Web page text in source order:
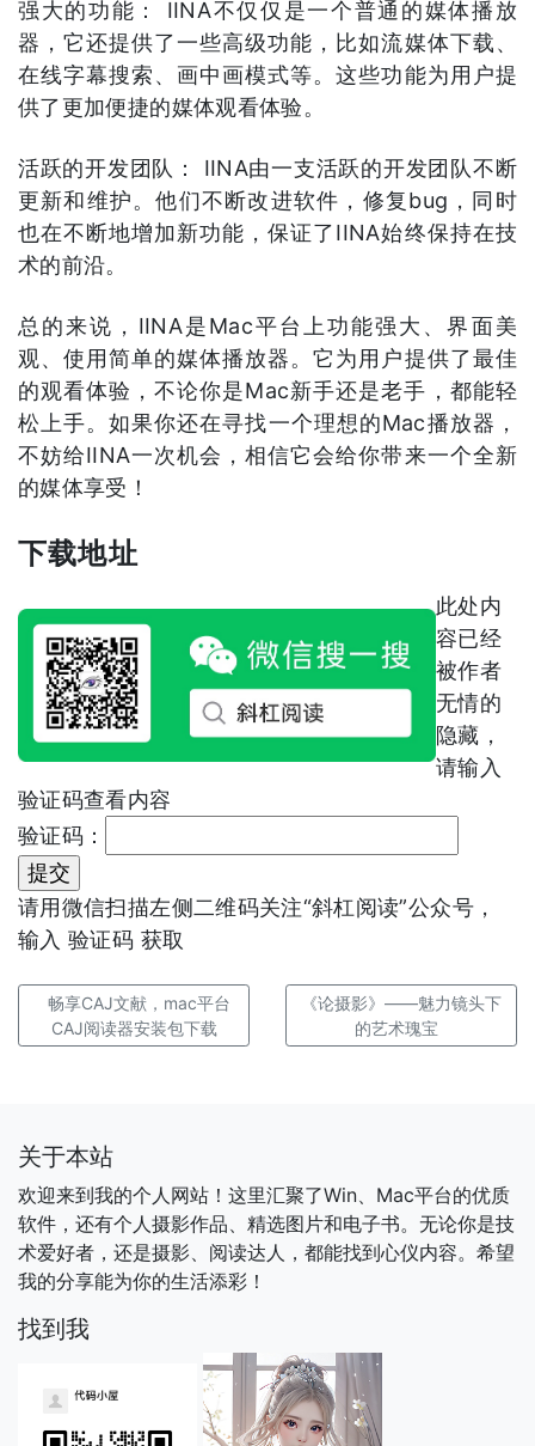
强大的功能： IINA不仅仅是一个普通的媒体播放
器，它还提供了一些高级功能，比如流媒体下载、
在线字幕搜索、画中画模式等。这些功能为用户提
供了更加便捷的媒体观看体验。
活跃的开发团队： IINA由一支活跃的开发团队不断
更新和维护。他们不断改进软件，修复bug，同时
也在不断地增加新功能，保证了IINA始终保持在技
术的前沿。
总的来说，IINA是Mac平台上功能强大、界面美
观、使用简单的媒体播放器。它为用户提供了最佳
的观看体验，不论你是Mac新手还是老手，都能轻
松上手。如果你还在寻找一个理想的Mac播放器，
不妨给IINA一次机会，相信它会给你带来一个全新
的媒体享受！
下载地址
此处内
容已经
被作者
无情的
隐藏，
请输入
验证码查看内容
验证码：
请用微信扫描左侧二维码关注“斜杠阅读”公众号，
输入 验证码 获取
畅享CAJ文献，mac平台
CAJ阅读器安装包下载
《论摄影》——魅力镜头下
的艺术瑰宝
关于本站
欢迎来到我的个人网站！这里汇聚了Win、Mac平台的优质
软件，还有个人摄影作品、精选图片和电子书。无论你是技
术爱好者，还是摄影、阅读达人，都能找到心仪内容。希望
我的分享能为你的生活添彩！
找到我